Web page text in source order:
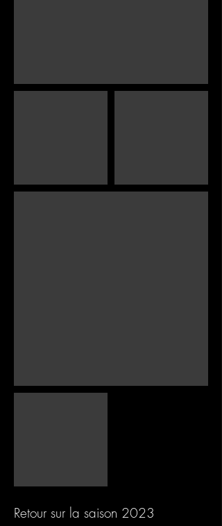
Retour sur la saison 2023